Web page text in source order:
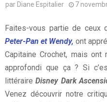
par Diane Espitalier 7
Faites-vous partie de ceux
Peter-Pan et Wendy, ont
Capitaine Crochet, mais
approfondi que ça ? Si
littéraireDisney Dark
Venez découvrir notre